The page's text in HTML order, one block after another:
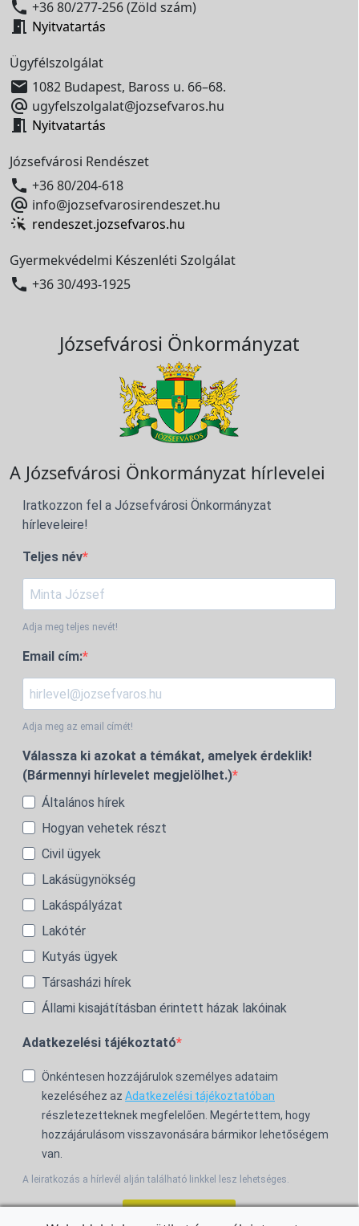
 +36 80/277-256 (Zöld szám)
 Nyitvatartás
Ügyfélszolgálat
 1082 Budapest, Baross u. 66–68.
 ugyfelszolgalat@jozsefvaros.hu
 Nyitvatartás
Józsefvárosi Rendészet
 +36 80/204-618
 info@jozsefvarosirendeszet.hu
rendeszet.jozsefvaros.hu
Gyermekvédelmi Készenléti Szolgálat
 +36 30/493-1925
Józsefvárosi Önkormányzat
A Józsefvárosi Önkormányzat hírlevelei
Iratkozzon fel a Józsefvárosi Önkormányzat
hírleveleire!
Teljes név
Adja meg teljes nevét!
Email cím:
Adja meg az email címét!
Válassza ki azokat a témákat, amelyek érdeklik!
(Bármennyi hírlevelet megjelölhet.)
Általános hírek
Hogyan vehetek részt
Civil ügyek
Lakásügynökség
Lakáspályázat
Lakótér
Kutyás ügyek
Társasházi hírek
Állami kisajátításban érintett házak lakóinak
Adatkezelési tájékoztató
Önkéntesen hozzájárulok személyes adataim
kezeléséhez az Adatkezelési tájékoztatóban
részletezetteknek megfelelően. Megértettem, hogy
hozzájárulásom visszavonására bármikor lehetőségem
van.
A leiratkozás a hírlevél alján található linkkel lesz lehetséges.